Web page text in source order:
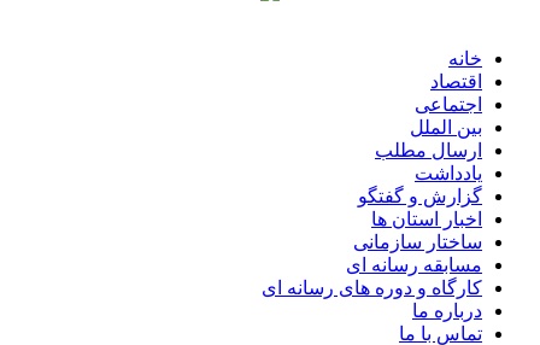
خانه
اقتصاد
اجتماعی
بین الملل
ارسال مطلب
یادداشت
گزارش و گفتگو
اخبار استان ها
ساختار سازمانی
مسابقه رسانه ای
کارگاه و دوره های رسانه ای
درباره ما
تماس با ما